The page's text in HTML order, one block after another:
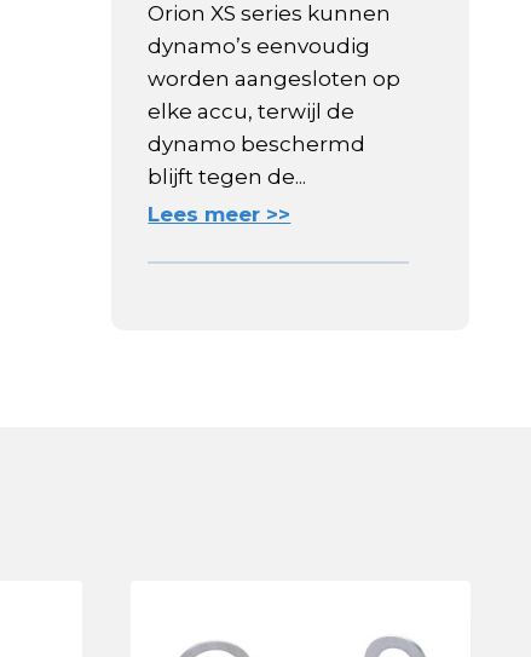
Orion XS series kunnen
dynamo’s eenvoudig
worden aangesloten op
elke accu, terwijl de
dynamo beschermd
blijft tegen de...
Lees meer >>